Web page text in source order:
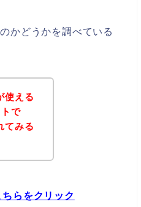
かどうかを調べている
使える
で
てみる
らをクリック